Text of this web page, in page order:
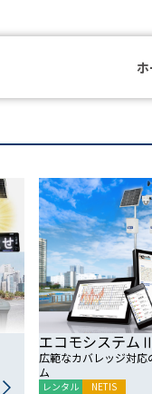
エコモシステムⅡ
広範なカバレッジ対
ム
レンタル NETIS